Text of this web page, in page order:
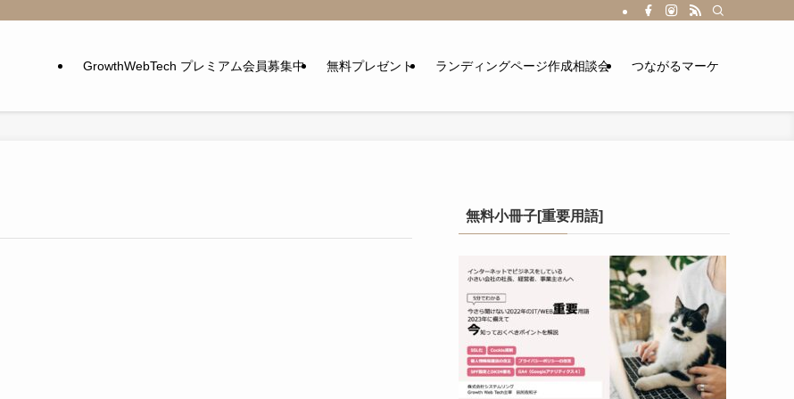
GrowthWebTech プレミアム会員募集中 無料プレゼント ランディングページ作成相談会 つながるマーケ
無料小冊子[重要用語]